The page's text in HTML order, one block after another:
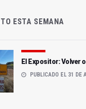
ESTA SEMANA
El Expositor: Volver
PUBLICADO EL 31 DE